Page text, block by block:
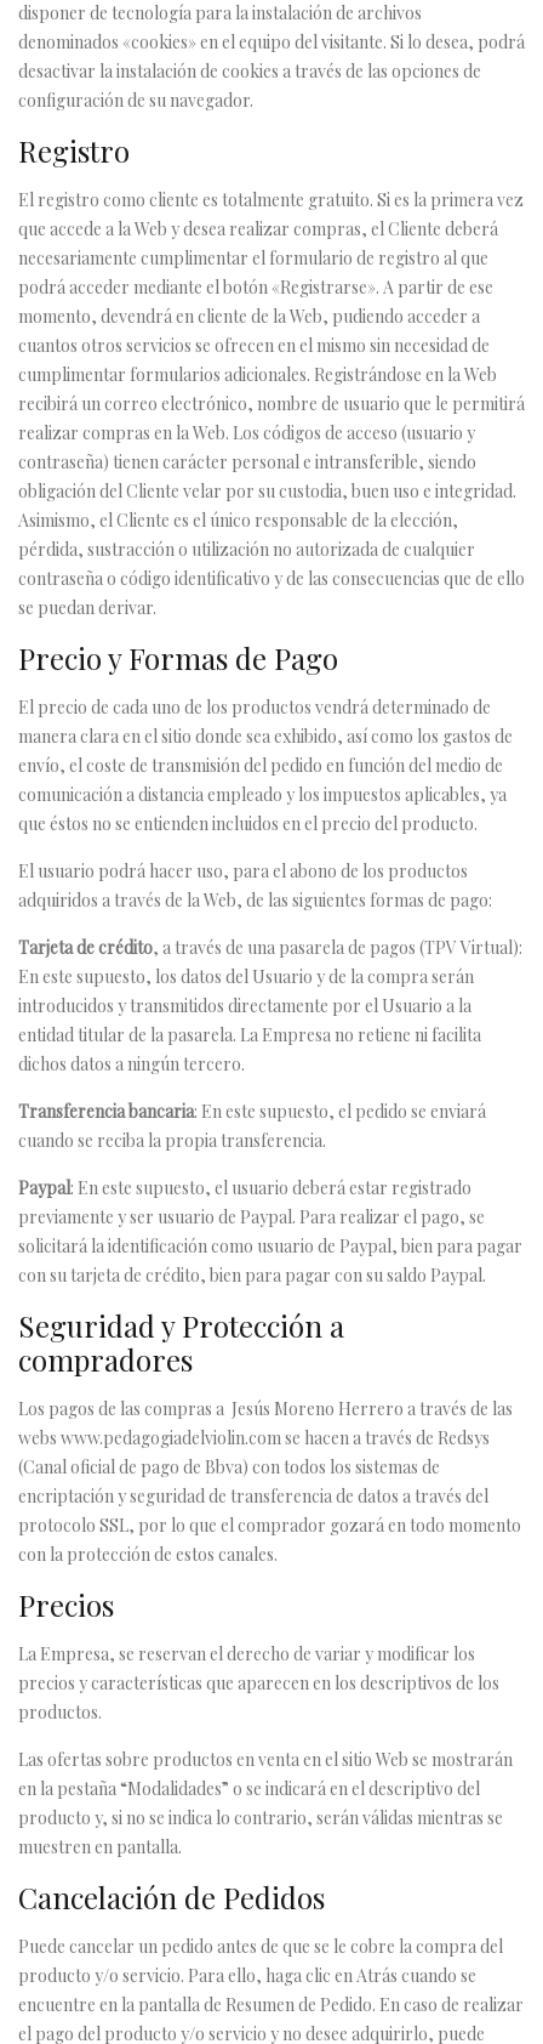
disponer de tecnología para la instalación de archivos
denominados «cookies» en el equipo del visitante. Si lo desea, podrá
desactivar la instalación de cookies a través de las opciones de
configuración de su navegador.
Registro
El registro como cliente es totalmente gratuito. Si es la primera vez
que accede a la Web y desea realizar compras, el Cliente deberá
necesariamente cumplimentar el formulario de registro al que
podrá acceder mediante el botón «Registrarse». A partir de ese
momento, devendrá en cliente de la Web, pudiendo acceder a
cuantos otros servicios se ofrecen en el mismo sin necesidad de
cumplimentar formularios adicionales. Registrándose en la Web
recibirá un correo electrónico, nombre de usuario que le permitirá
realizar compras en la Web. Los códigos de acceso (usuario y
contraseña) tienen carácter personal e intransferible, siendo
obligación del Cliente velar por su custodia, buen uso e integridad.
Asimismo, el Cliente es el único responsable de la elección,
pérdida, sustracción o utilización no autorizada de cualquier
contraseña o código identificativo y de las consecuencias que de ello
se puedan derivar.
Precio y Formas de Pago
El precio de cada uno de los productos vendrá determinado de
manera clara en el sitio donde sea exhibido, así como los gastos de
envío, el coste de transmisión del pedido en función del medio de
comunicación a distancia empleado y los impuestos aplicables, ya
que éstos no se entienden incluidos en el precio del producto.
El usuario podrá hacer uso, para el abono de los productos
adquiridos a través de la Web, de las siguientes formas de pago:
Tarjeta de crédito, a través de una pasarela de pagos (TPV Virtual):
En este supuesto, los datos del Usuario y de la compra serán
introducidos y transmitidos directamente por el Usuario a la
entidad titular de la pasarela. La Empresa no retiene ni facilita
dichos datos a ningún tercero.
Transferencia bancaria: En este supuesto, el pedido se enviará
cuando se reciba la propia transferencia.
Paypal: En este supuesto, el usuario deberá estar registrado
previamente y ser usuario de Paypal. Para realizar el pago, se
solicitará la identificación como usuario de Paypal, bien para pagar
con su tarjeta de crédito, bien para pagar con su saldo Paypal.
Seguridad y Protección a
compradores
Los pagos de las compras a Jesús Moreno Herrero a través de las
webs www.pedagogiadelviolin.comse hacen a través de Redsys
(Canal oficial de pago de Bbva) con todos los sistemas de
encriptación y seguridad de transferencia de datos a través del
protocolo SSL, por lo que el comprador gozará en todo momento
con la protección de estos canales.
Precios
La Empresa, se reservan el derecho de variar y modificar los
precios y características que aparecen en los descriptivos de los
productos.
Las ofertas sobre productos en venta en el sitio Web se mostrarán
en la pestaña “Modalidades” o se indicará en el descriptivo del
producto y, si no se indica lo contrario, serán válidas mientras se
muestren en pantalla.
Cancelación de Pedidos
Puede cancelar un pedido antes de que se le cobre la compra del
producto y/o servicio. Para ello, haga clic en Atrás cuando se
encuentre en la pantalla de Resumen de Pedido. En caso de realizar
el pago del producto y/o servicio y no desee adquirirlo, puede